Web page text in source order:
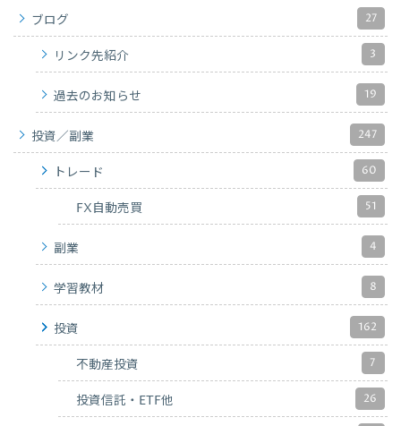
ブログ 27
リンク先紹介 3
過去のお知らせ 19
投資／副業 247
トレード 60
FX自動売買 51
副業 4
学習教材 8
投資 162
不動産投資 7
投資信託・ETF他 26